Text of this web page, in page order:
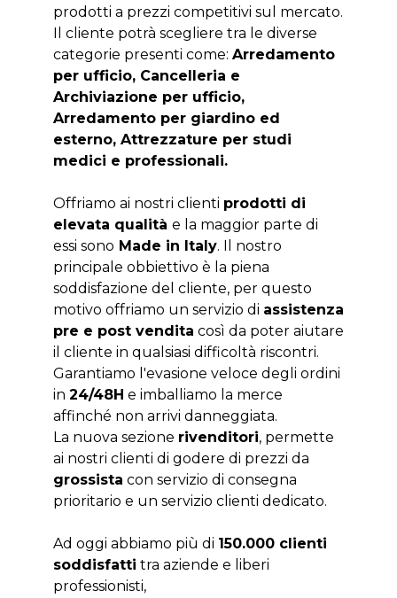
prodotti a prezzi competitivi sul mercato.
Il cliente potrà scegliere tra le diverse
categorie presenti come: Arredamento
per ufficio, Cancelleria e
Archiviazione per ufficio,
Arredamento per giardino ed
esterno, Attrezzature per studi
medici e professionali.
Offriamo ai nostri clienti prodotti di
elevata qualità e la maggior parte di
essi sono Made in Italy. Il nostro
principale obbiettivo è la piena
soddisfazione del cliente, per questo
motivo offriamo un servizio di assistenza
pre e post vendita così da poter aiutare
il cliente in qualsiasi difficoltà riscontri.
Garantiamo l'evasione veloce degli ordini
in 24/48H e imballiamo la merce
affinché non arrivi danneggiata.
La nuova sezione rivenditori, permette
ai nostri clienti di godere di prezzi da
grossista con servizio di consegna
prioritario e un servizio clienti dedicato.
Ad oggi abbiamo più di 150.000 clienti
soddisfatti tra aziende e liberi
professionisti,